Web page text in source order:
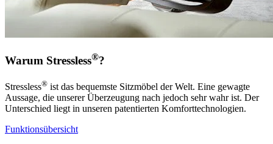
Warum Stressless®?
Stressless® ist das bequemste Sitzmöbel der Welt. Eine gewagte
Aussage, die unserer Überzeugung nach jedoch sehr wahr ist. Der
Unterschied liegt in unseren patentierten Komforttechnologien.
Funktionsübersicht